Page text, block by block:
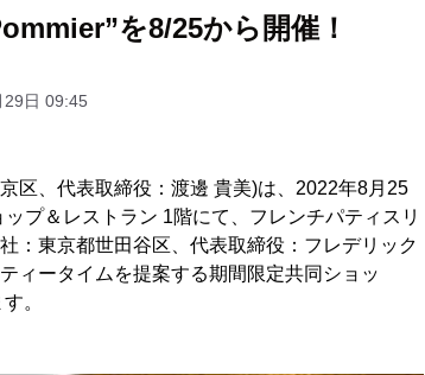
を8/25から開催！
29日 09:45
区、代表取締役：渡邊 貴美)は、2022年8月25
プ＆レストラン 1階にて、フレンチパティスリ
：東京都世田谷区、代表取締役：フレデリック
ィータイムを提案する期間限定共同ショッ
。